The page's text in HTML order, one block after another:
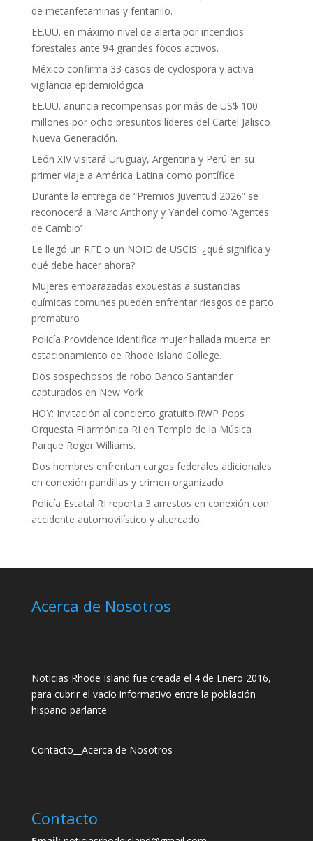
de metanfetaminas y fentanilo.
EE.UU. en máximo nivel de alerta por incendios
forestales ante 94 grandes focos activos.
México confirma 33 casos de cyclospora y activa
vigilancia epidemiológica
EE.UU. anuncia recompensas por más de US$ 100
millones por ocho presuntos líderes del Cartel Jalisco
Nueva Generación.
León XIV visitará Uruguay, Argentina y Perú en su
primer viaje a América Latina como pontífice
Durante la entrega de “Premios Juventud 2026” se
reconocerá a Marc Anthony y Yandel como ‘Agentes
de Cambio’
Le llegó un RFE o un NOID de USCIS: ¿qué significa y
qué debe hacer ahora?
Mujeres embarazadas expuestas a sustancias
químicas comunes pueden enfrentar riesgos de parto
prematuro
Policía Providence identifica mujer hallada muerta en
estacionamiento de Rhode Island College.
Dos sospechosos de robo Banco Santander
capturados en New York
HOY: Invitación al concierto gratuito RWP Pops
Orquesta Filarmónica RI en Templo de la Música
Parque Roger Williams.
Dos hombres enfrentan cargos federales adicionales
en conexión pandillas y crimen organizado
Policía Estatal RI reporta 3 arrestos en conexión con
accidente automovilístico y altercado.
Acerca de Nosotros
Noticias Rhode Island fue creada el 4 de Enero 2016,
para cubrir el vacío informativo entre la población
hispano parlante
Contacto Acerca de Nosotros
Contacto